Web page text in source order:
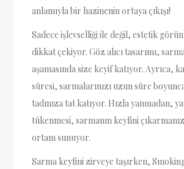
anlamıyla bir hazinenin ortaya çıkışı!
Sadece işlevselliği ile değil, estetik
dikkat çekiyor. Göz alıcı tasarımı,
aşamasında size keyif katıyor. Ayrıca,
süresi, sarmalarınızı uzun süre
tadınıza tat katıyor. Hızla yanmadan,
tükenmesi, sarmanın keyfini
ortam sunuyor.
Sarma keyfini zirveye taşırken,